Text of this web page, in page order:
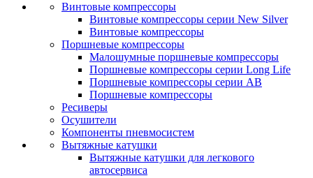
Винтовые компрессоры
Винтовые компрессоры серии New Silver
Винтовые компрессоры
Поршневые компрессоры
Малошумные поршневые компрессоры
Поршневые компрессоры серии Long Life
Поршневые компрессоры серии AB
Поршневые компрессоры
Ресиверы
Осушители
Компоненты пневмосистем
Вытяжные катушки
Вытяжные катушки для легкового
автосервиса